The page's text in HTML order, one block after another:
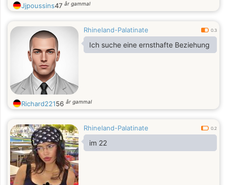
Jjpoussins47 år gammal
Rhineland-Palatinate 0.3
Ich suche eine ernsthafte Beziehung
Richard22156 år gammal
Rhineland-Palatinate 0.2
im 22